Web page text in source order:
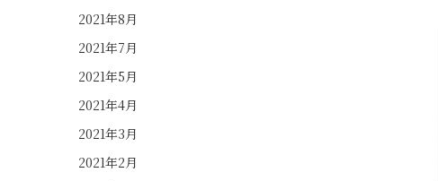
2021年8月
2021年7月
2021年5月
2021年4月
2021年3月
2021年2月